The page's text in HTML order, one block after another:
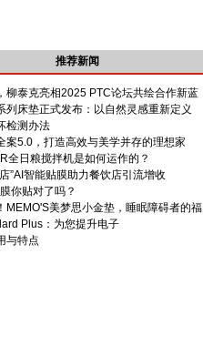
推荐新闻
柳泰克亮相2025 PTC论坛共绘合作新蓝
列床垫正式发布：以自然灵感重新定义
检测办法
案5.0，打造高效与美学并存的理想家
全日粮搅拌机是如何运作的？
”AI智能贴膜助力餐饮店引流增收
你贴对了吗？
MEMO'S美梦思小金垫，睡眠障碍者的福
Plus：为您提升电子
与特点